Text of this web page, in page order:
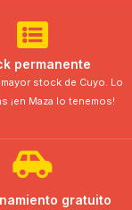
permanente
stock de Cuyo. Lo
¡en Maza lo tenemos!
gratuito